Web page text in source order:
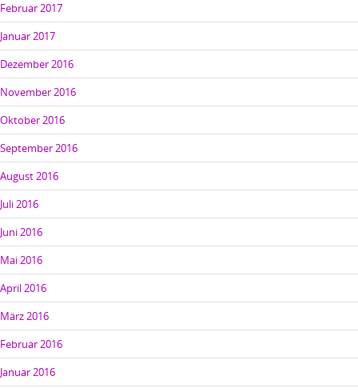
Februar 2017
Januar 2017
Dezember 2016
November 2016
Oktober 2016
September 2016
August 2016
Juli 2016
Juni 2016
Mai 2016
April 2016
März 2016
Februar 2016
Januar 2016